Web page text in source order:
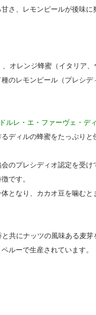
さ、レモンピールが後味に
オレンジ蜂蜜（イタリア
のレモンピール（プレシ
ルレ・エ・ファーヴェ・デ
ディルの蜂蜜をたっぷり
のプレシディオ認定を受け
です。
となり、カカオ豆を噛むと
共にナッツの風味ある麦
ペルーで生産されています。